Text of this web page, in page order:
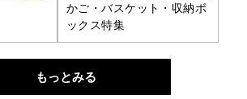
かご・バスケット・収納ボ
ックス特集
もっとみる